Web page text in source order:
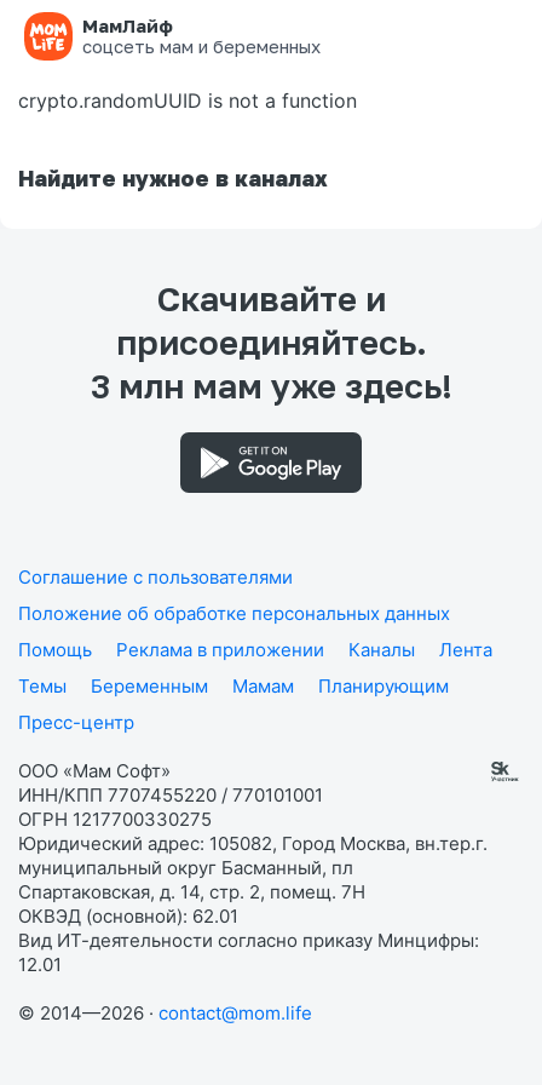
МамЛайф
соцсеть мам и беременных
Ошибка на странице
crypto.randomUUID is not a function
Найдите нужное в каналах
Скачивайте и
присоединяйтесь.
3 млн мам уже здесь!
Соглашение с пользователями
Положение об обработке персональных данных
Помощь
Реклама в приложении Каналы
Лента
Темы
Беременным Мамам
Планирующим
Пресс-центр
ООО «Мам Софт»
ИНН/КПП 7707455220 / 770101001
ОГРН 1217700330275
Юридический адрес: 105082, Город Москва, вн.тер.г.
муниципальный округ Басманный, пл
Спартаковская, д. 14, стр. 2, помещ. 7Н
ОКВЭД (основной): 62.01
Вид ИТ-деятельности согласно приказу Минцифры:
12.01
© 2014—2026 · contact@mom.life